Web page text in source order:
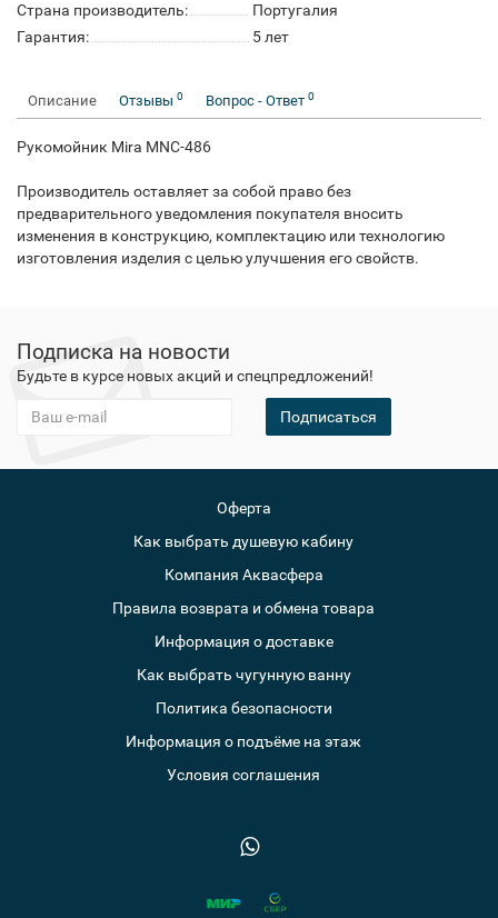
Страна производитель:
Португалия
Гарантия:
5 лет
Описание Отзывы 0 Вопрос - Ответ 0
Рукомойник Mira MNC-486
Производитель оставляет за собой право без
предварительного уведомления покупателя вносить
изменения в конструкцию, комплектацию или технологию
изготовления изделия с целью улучшения его свойств.
Подписка на новости
Будьте в курсе новых акций и спецпредложений!
Подписаться
Оферта
Как выбрать душевую кабину
Компания Аквасфера
Правила возврата и обмена товара
Информация о доставке
Как выбрать чугунную ванну
Политика безопасности
Информация о подъёме на этаж
Условия соглашения